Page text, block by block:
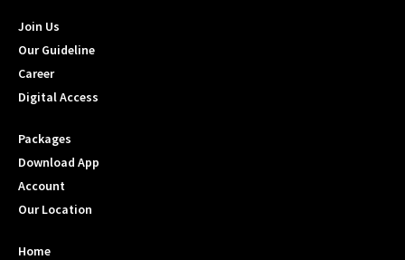
Join Us
Our Guideline
Career
Digital Access
Packages
Download App
Account
Our Location
Home